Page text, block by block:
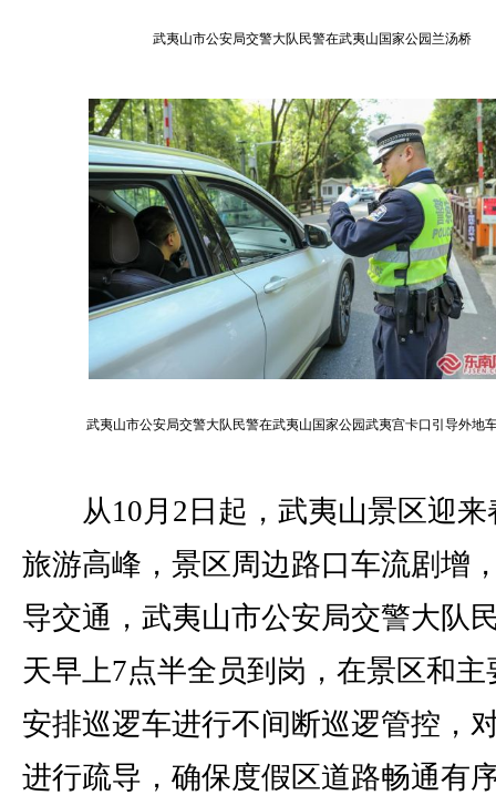
武夷山市公安局交警大队民警在武夷山国家公园兰汤桥
武夷山市公安局交警大队民警在武夷山国家公园武夷宫卡口引导外地
从10月2日起，武夷山景区迎来
旅游高峰，景区周边路口车流剧增
导交通，武夷山市公安局交警大队
天早上7点半全员到岗，在景区和主
安排巡逻车进行不间断巡逻管控，
进行疏导，确保度假区道路畅通有